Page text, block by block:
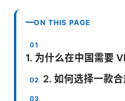
ON THIS PAGE
1. 为什么在中国需要
2. 如何选择一款